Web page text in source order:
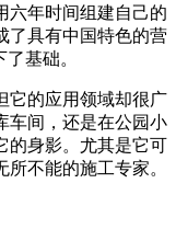
六年时间组建自己的
了具有中国特色的营
基础。
的应用领域却很广
车间，还是在公园小
的身影。尤其是它可
不能的施工专家。